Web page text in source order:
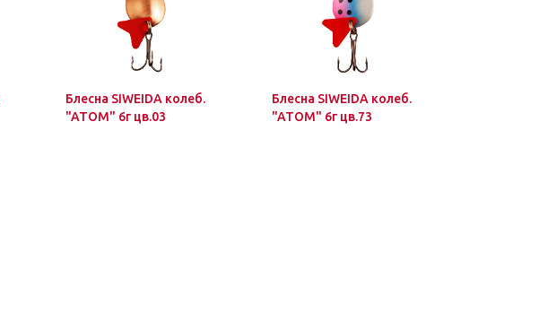
Блесна SIWEIDA колеб.
"ATOM" 6г цв.03
Блесна SIWEIDA колеб.
"ATOM" 6г цв.73